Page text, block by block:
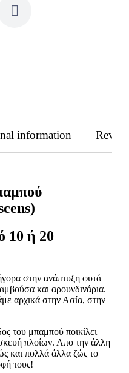
information
10 ή 20
στην ανάπτυξη φυτά
και αρουνδινάρια.
αρχικά στην Ασία, στην
του μπαμπού ποικίλει
πλοίων. Απο την άλλη
και πολλά άλλα ζώς το
τους!